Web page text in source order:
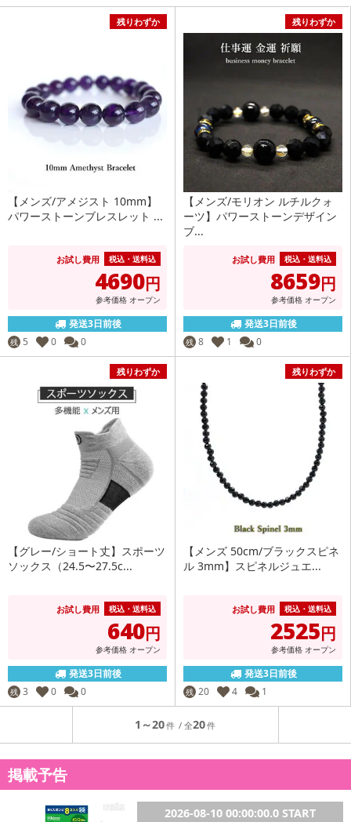
残りわずか
【メンズ/アメジスト 10mm】
パワーストーンブレスレット ...
お試し費用 税込・送料込
4690円
参考価格 オープン
発送3日前後
残 5 0 0
残りわずか
【メンズ/モリオン ルチルクォ
ーツ】パワーストーンデザイン
ブ...
お試し費用 税込・送料込
8659円
参考価格 オープン
発送3日前後
残 8 1 0
残りわずか
【グレー/ショート丈】スポーツ
ソックス（24.5〜27.5c...
お試し費用 税込・送料込
640円
参考価格 オープン
発送3日前後
残 3 0 0
残りわずか
【メンズ 50cm/ブラックスピネ
ル 3mm】スピネルジュエ...
お試し費用 税込・送料込
2525円
参考価格 オープン
発送3日前後
残 20 4 1
1～20 20
掲載予告
2026-08-10 00:00:00.0 START